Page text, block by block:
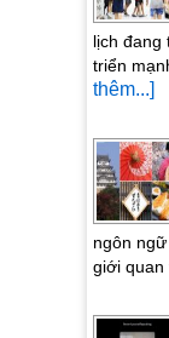
lịch đang
triển
thêm...]
ngôn
giới quan